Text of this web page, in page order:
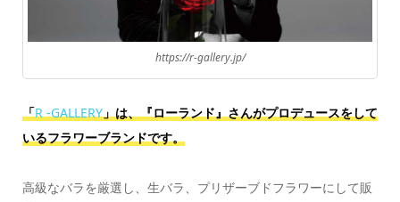
https://r-gallery.jp/
「R -GALLERY」は、『ローランド』さんがプロデュースをして
いるフラワーブランドです。
高級なバラを厳選し、生バラ、プリザーブドフラワーにして販